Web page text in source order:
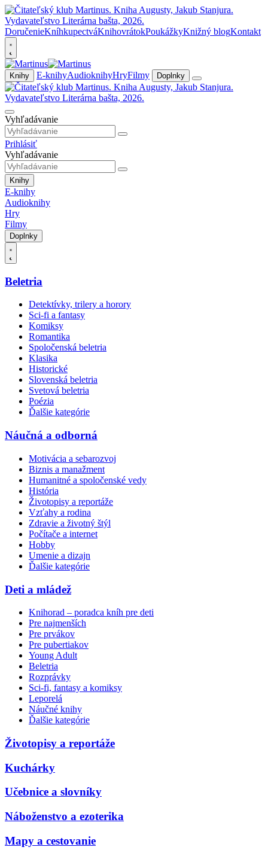
DoručenieKníhkupectváKnihovrátokPoukážkyKnižný blogKontakt
Knihy E-knihyAudioknihyHryFilmy Doplnky
Vyhľadávanie
Prihlásiť
Vyhľadávanie
Knihy
E-knihy
Audioknihy
Hry
Filmy
Doplnky
Beletria
Detektívky, trilery a horory
Sci-fi a fantasy
Komiksy
Romantika
Spoločenská beletria
Klasika
Historické
Slovenská beletria
Svetová beletria
Poézia
Ďalšie kategórie
Náučná a odborná
Motivácia a sebarozvoj
Biznis a manažment
Humanitné a spoločenské vedy
História
Životopisy a reportáže
Vzťahy a rodina
Zdravie a životný štýl
Počítače a internet
Hobby
Umenie a dizajn
Ďalšie kategórie
Deti a mládež
Knihorad – poradca kníh pre deti
Pre najmenších
Pre prvákov
Pre pubertiakov
Young Adult
Beletria
Rozprávky
Sci-fi, fantasy a komiksy
Leporelá
Náučné knihy
Ďalšie kategórie
Životopisy a reportáže
Kuchárky
Učebnice a slovníky
Náboženstvo a ezoterika
Mapy a cestovanie